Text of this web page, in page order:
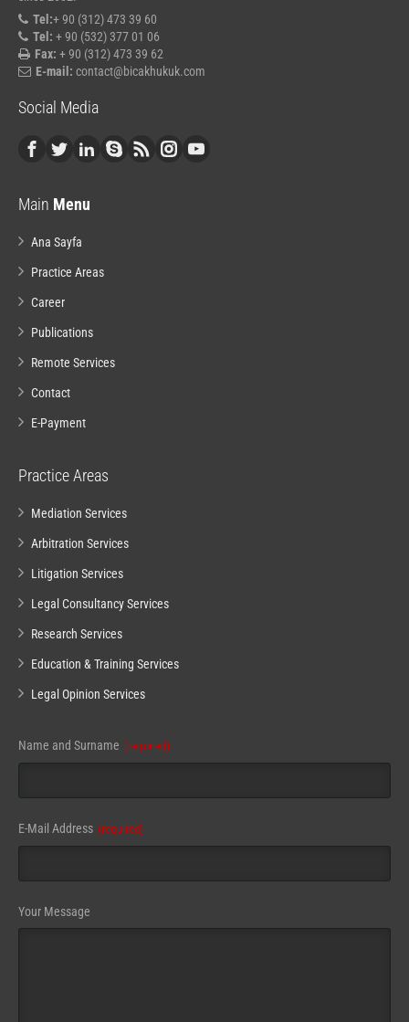
Tel:+ 90 (312) 473 39 60
Tel: + 90 (532) 377 01 06
Fax: + 90 (312) 473 39 62
E-mail: contact@bicakhukuk.com
Social Media
Main Menu
Ana Sayfa
Practice Areas
Career
Publications
Remote Services
Contact
E-Payment
Practice Areas
Mediation Services
Arbitration Services
Litigation Services
Legal Consultancy Services
Research Services
Education & Training Services
Legal Opinion Services
Name and Surname (required)
E-Mail Address (required)
Your Message